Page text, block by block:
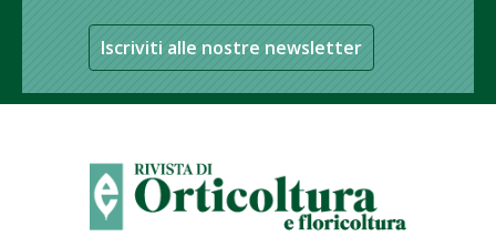
Iscriviti alle nostre newsletter